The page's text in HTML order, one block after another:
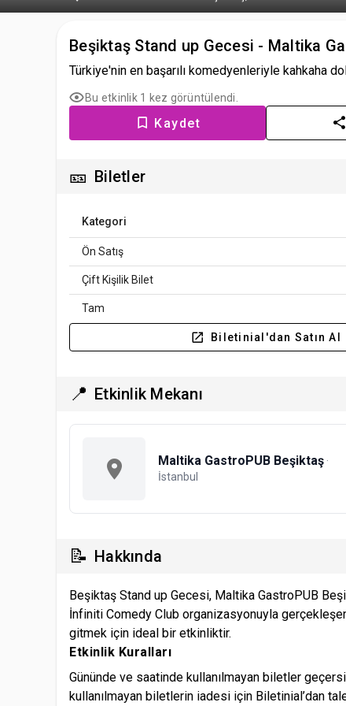
Beşiktaş Stand up Gecesi - Maltika
Türkiye'nin en başarılı komedyenleriyle kahkaha
Bu etkinlik 1 kez görüntülendi.
Kaydet
🎫 Biletler
Kategori
Ön Satış
Çift Kişilik Bilet
Tam
Biletinial'dan Satın Al
📍 Etkinlik Mekanı
Maltika GastroPUB Beşiktaş ·
İstanbul
📝 Hakkında
Beşiktaş Stand up Gecesi, Maltika GastroPUB
İnfiniti Comedy Club organizasyonuyla
gitmek için ideal bir etkinliktir.
Etkinlik Kuralları
Gününde ve saatinde kullanılmayan biletler
kullanılmayan biletlerin iadesi için Biletinial’dan